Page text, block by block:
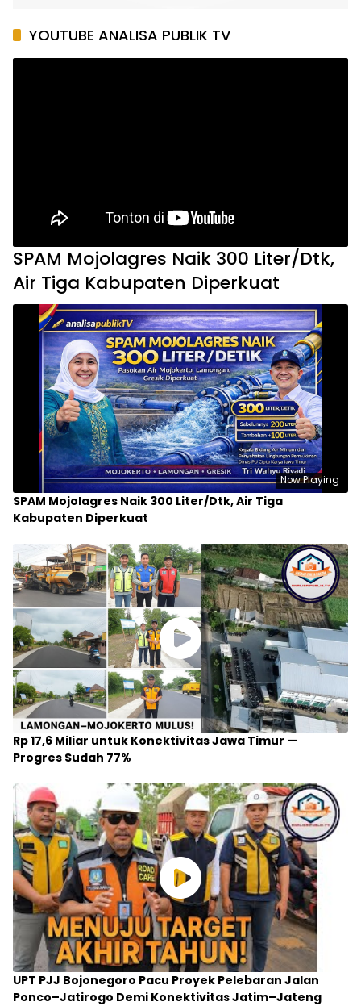
YOUTUBE ANALISA PUBLIK TV
SPAM Mojolagres Naik 300 Liter/Dtk,
Air Tiga Kabupaten Diperkuat
Now Playing
SPAM Mojolagres Naik 300 Liter/Dtk, Air Tiga
Kabupaten Diperkuat
Rp 17,6 Miliar untuk Konektivitas Jawa Timur —
Progres Sudah 77%
UPT PJJ Bojonegoro Pacu Proyek Pelebaran Jalan
Ponco–Jatirogo Demi Konektivitas Jatim–Jateng